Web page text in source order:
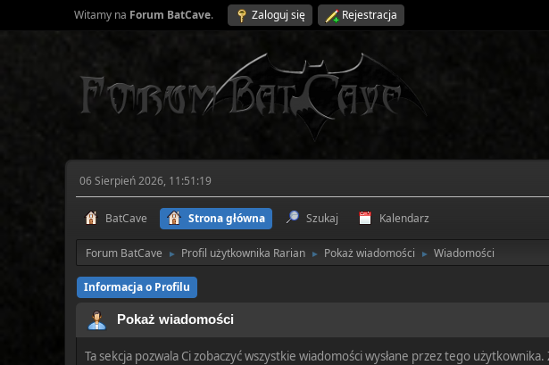
Witamy na Forum BatCave. Zaloguj się Rejestracja
06 Sierpień 2026, 11:51:19
BatCave Strona główna Szukaj Kalendarz
Forum BatCave ► Profil użytkownika Rarian ► Pokaż wiadomości ► Wiadomości
Informacja o Profilu
Pokaż wiadomości
Ta sekcja pozwala Ci zobaczyć wszystkie wiadomości wysłane przez tego